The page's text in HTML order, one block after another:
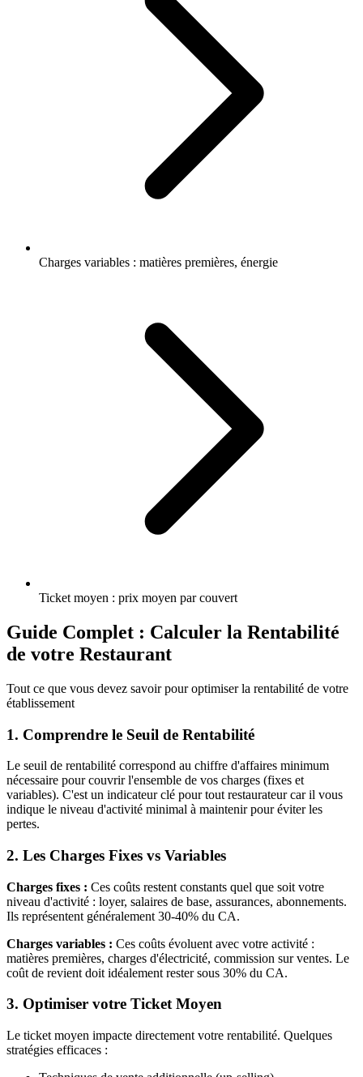
Charges variables : matières premières, énergie
Ticket moyen : prix moyen par couvert
Guide Complet : Calculer la Rentabilité
de votre Restaurant
Tout ce que vous devez savoir pour optimiser la rentabilité de votre
établissement
1. Comprendre le Seuil de Rentabilité
Le seuil de rentabilité correspond au chiffre d'affaires minimum
nécessaire pour couvrir l'ensemble de vos charges (fixes et
variables). C'est un indicateur clé pour tout restaurateur car il vous
indique le niveau d'activité minimal à maintenir pour éviter les
pertes.
2. Les Charges Fixes vs Variables
Charges fixes : Ces coûts restent constants quel que soit votre
niveau d'activité : loyer, salaires de base, assurances, abonnements.
Ils représentent généralement 30-40% du CA.
Charges variables : Ces coûts évoluent avec votre activité :
matières premières, charges d'électricité, commission sur ventes. Le
coût de revient doit idéalement rester sous 30% du CA.
3. Optimiser votre Ticket Moyen
Le ticket moyen impacte directement votre rentabilité. Quelques
stratégies efficaces :